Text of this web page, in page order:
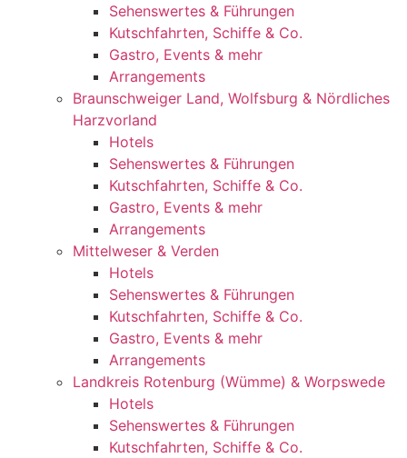
Sehenswertes & Führungen
Kutschfahrten, Schiffe & Co.
Gastro, Events & mehr
Arrangements
Braunschweiger Land, Wolfsburg & Nördliches
Harzvorland
Hotels
Sehenswertes & Führungen
Kutschfahrten, Schiffe & Co.
Gastro, Events & mehr
Arrangements
Mittelweser & Verden
Hotels
Sehenswertes & Führungen
Kutschfahrten, Schiffe & Co.
Gastro, Events & mehr
Arrangements
Landkreis Rotenburg (Wümme) & Worpswede
Hotels
Sehenswertes & Führungen
Kutschfahrten, Schiffe & Co.